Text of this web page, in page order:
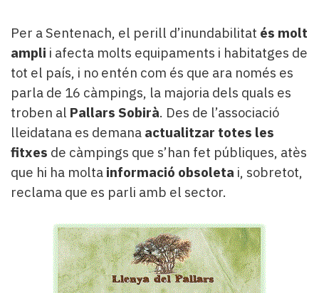
Per a Sentenach, el perill d’inundabilitat és molt
ampli i afecta molts equipaments i habitatges de
tot el país, i no entén com és que ara només es
parla de 16 càmpings, la majoria dels quals es
troben al Pallars Sobirà. Des de l’associació
lleidatana es demana actualitzar totes les
fitxes de càmpings que s’han fet públiques, atès
que hi ha molta informació obsoleta i, sobretot,
reclama que es parli amb el sector.